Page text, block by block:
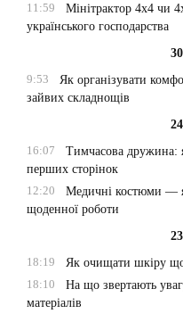
11:59
Мінітрактор 4х4 чи
українського господарства
9:53
Як організувати
зайвих складнощів
16:07
Тимчасова дружина:
перших сторінок
12:20
Медичні костюми —
щоденної роботи
18:19
Як очищати шкіру
18:10
На що звертають
матеріалів